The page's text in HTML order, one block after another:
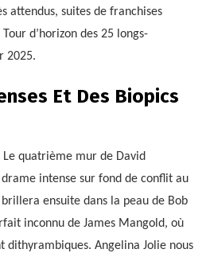
attendus, suites de franchises
d’horizon des 25 longs-
2025.
Et Des Biopics
Le quatrième mur de David
intense sur fond de conflit au
ensuite dans la peau de Bob
inconnu de James Mangold, où
dithyrambiques. Angelina Jolie nous